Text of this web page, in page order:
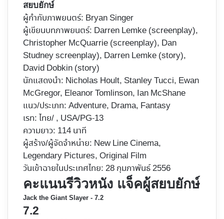
สยบยักษ์
ผู้กำกับภาพยนตร์: Bryan Singer
ผู้เขียนบทภาพยนตร์: Darren Lemke (screenplay),
Christopher McQuarrie (screenplay), Dan
Studney screenplay), Darren Lemke (story),
David Dobkin (story)
นักแสดงนำ: Nicholas Hoult, Stanley Tucci, Ewan
McGregor, Eleanor Tomlinson, Ian McShane
แนว/ประเภท: Adventure, Drama, Fantasy
เรท: ไทย/ , USA/PG-13
ความยาว: 114 นาที
ผู้สร้าง/ผู้จัดจำหน่าย: New Line Cinema,
Legendary Pictures, Original Film
วันเข้าฉายในประเทศไทย: 28 กุมภาพันธ์ 2556
คะแนนรีวิวหนัง แจ็คผู้สยบยักษ์
Jack the Giant Slayer - 7.2
7.2